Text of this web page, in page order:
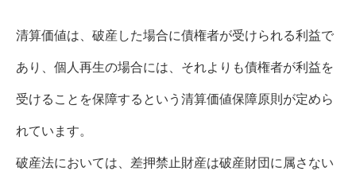
清算価値は、破産した場合に債権者が受けられる利益で
あり、個人再生の場合には、それよりも債権者が利益を
受けることを保障するという清算価値保障原則が定めら
れています。
破産法においては、差押禁止財産は破産財団に属さない